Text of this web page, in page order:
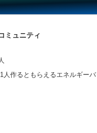
ミュニティ
作るともらえるエネルギーバ